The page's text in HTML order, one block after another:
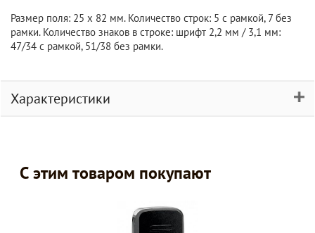
Размер поля: 25 x 82 мм. Количество строк: 5 с рамкой, 7 без
рамки. Количество знаков в строке: шрифт 2,2 мм / 3,1 мм:
47/34 с рамкой, 51/38 без рамки.
Характеристики
С этим товаром покупают